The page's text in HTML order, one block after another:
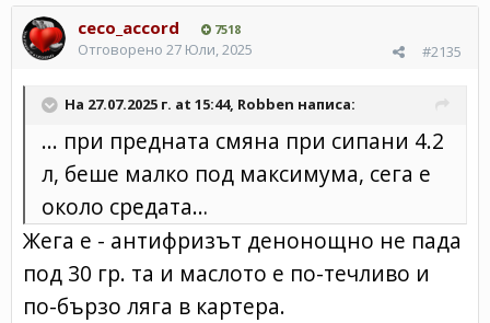
ceco_accord 7518
#2135
Отговорено 27 Юли, 2025
На 27.07.2025 г. at 15:44, Robben написа:
... при предната смяна при сипани 4.2
л, беше малко под максимума, сега е
около средата…
Жега е - антифризът денонощно не пада
под 30 гр. та и маслото е по-течливо и
по-бързо ляга в картера.